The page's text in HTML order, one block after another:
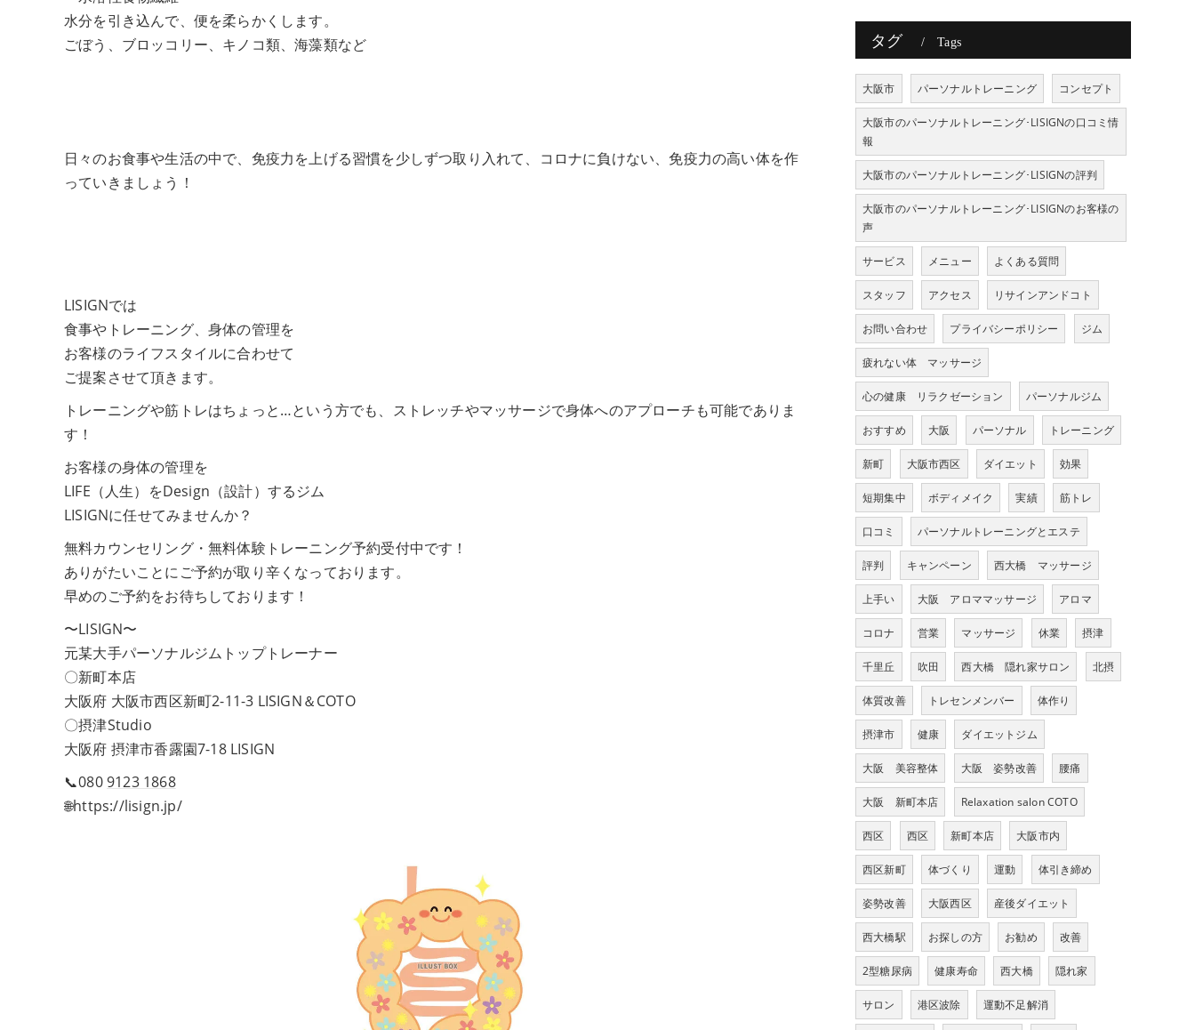
水分を引き込んで、便を柔らかくします。
ごぼう、ブロッコリー、キノコ類、海藻類など
日々のお食事や生活の中で、免疫力を上げる習慣を少しずつ取り入れて、コロナに負けない、免疫力の高い体を作
っていきましょう！
LISIGNでは
食事やトレーニング、身体の管理を
お客様のライフスタイルに合わせて
ご提案させて頂きます。
トレーニングや筋トレはちょっと…という方でも、ストレッチやマッサージで身体へのアプローチも可能でありま
す！
お客様の身体の管理を
LIFE（人生）をDesign（設計）するジム
LISIGNに任せてみませんか？
無料カウンセリング・無料体験トレーニング予約受付中です！
ありがたいことにご予約が取り辛くなっております。
早めのご予約をお待ちしております！
〜LISIGN〜
元某大手パーソナルジムトップトレーナー
〇新町本店
大阪府 大阪市西区新町2-11-3 LISIGN＆COTO
〇摂津Studio
大阪府 摂津市香露園7-18 LISIGN
📞0809123 1868
🌐https://lisign.jp/
タグ Tags
大阪市 パーソナルトレーニング コンセプト
大阪市のパーソナルトレーニング･LISIGNの口コミ情
報
大阪市のパーソナルトレーニング･LISIGNの評判
大阪市のパーソナルトレーニング･LISIGNのお客様の
声
サービス メニュー よくある質問
スタッフ アクセス リサインアンドコト
お問い合わせ プライバシーポリシー ジム
疲れない体 マッサージ
心の健康 リラクゼーション パーソナルジム
おすすめ 大阪 パーソナル トレーニング
新町 大阪市西区 ダイエット 効果
短期集中 ボディメイク 実績 筋トレ
口コミ パーソナルトレーニングとエステ
評判 キャンペーン 西大橋 マッサージ
上手い 大阪 アロママッサージ アロマ
コロナ 営業 マッサージ 休業 摂津
千里丘 吹田 西大橋 隠れ家サロン 北摂
体質改善 トレセンメンバー 体作り
摂津市 健康 ダイエットジム
大阪 美容整体 大阪 姿勢改善 腰痛
大阪 新町本店 Relaxation salon COTO
西区 西区 新町本店 大阪市内
西区新町 体づくり 運動 体引き締め
姿勢改善 大阪西区 産後ダイエット
西大橋駅 お探しの方 お勧め 改善
2型糖尿病 健康寿命 西大橋 隠れ家
サロン 港区波除 運動不足解消